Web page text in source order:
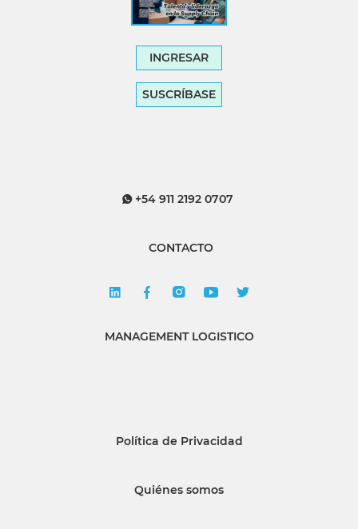
INGRESAR
SUSCRÍBASE
+54 911 2192 0707
CONTACTO
MANAGEMENT LOGISTICO
Política de Privacidad
Quiénes somos